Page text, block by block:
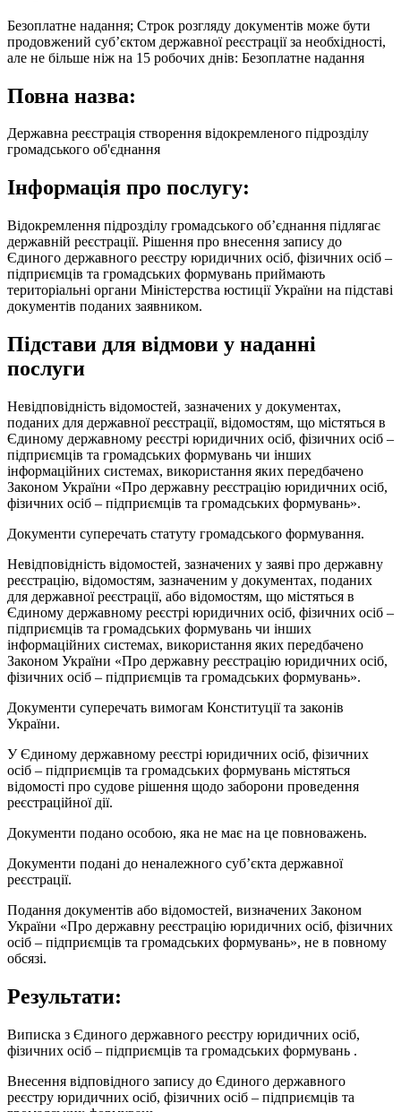
Безоплатне надання; Строк розгляду документів може бути
продовжений суб’єктом державної реєстрації за необхідності,
але не більше ніж на 15 робочих днів: Безоплатне надання
Повна назва:
Державна реєстрація створення відокремленого підрозділу
громадського об'єднання
Інформація про послугу:
Відокремлення підрозділу громадського об’єднання підлягає
державній реєстрації. Рішення про внесення запису до
Єдиного державного реєстру юридичних осіб, фізичних осіб –
підприємців та громадських формувань приймають
територіальні органи Міністерства юстиції України на підставі
документів поданих заявником.
Підстави для відмови у наданні
послуги
Невідповідність відомостей, зазначених у документах,
поданих для державної реєстрації, відомостям, що містяться в
Єдиному державному реєстрі юридичних осіб, фізичних осіб –
підприємців та громадських формувань чи інших
інформаційних системах, використання яких передбачено
Законом України «Про державну реєстрацію юридичних осіб,
фізичних осіб – підприємців та громадських формувань».
Документи суперечать статуту громадського формування.
Невідповідність відомостей, зазначених у заяві про державну
реєстрацію, відомостям, зазначеним у документах, поданих
для державної реєстрації, або відомостям, що містяться в
Єдиному державному реєстрі юридичних осіб, фізичних осіб –
підприємців та громадських формувань чи інших
інформаційних системах, використання яких передбачено
Законом України «Про державну реєстрацію юридичних осіб,
фізичних осіб – підприємців та громадських формувань».
Документи суперечать вимогам Конституції та законів
України.
У Єдиному державному реєстрі юридичних осіб, фізичних
осіб – підприємців та громадських формувань містяться
відомості про судове рішення щодо заборони проведення
реєстраційної дії.
Документи подано особою, яка не має на це повноважень.
Документи подані до неналежного суб’єкта державної
реєстрації.
Подання документів або відомостей, визначених Законом
України «Про державну реєстрацію юридичних осіб, фізичних
осіб – підприємців та громадських формувань», не в повному
обсязі.
Результати:
Виписка з Єдиного державного реєстру юридичних осіб,
фізичних осіб – підприємців та громадських формувань .
Внесення відповідного запису до Єдиного державного
реєстру юридичних осіб, фізичних осіб – підприємців та